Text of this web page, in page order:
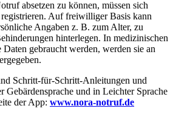
absetzen zu können, müssen sich
Auf freiwilliger Basis kann
Angaben z. B. zum Alter, zu
hinterlegen. In medizinischen
gebraucht werden, werden sie an
Schritt-für-Schritt-Anleitungen und
Gebärdensprache und in Leichter Sprache
der App: www.nora-notruf.de